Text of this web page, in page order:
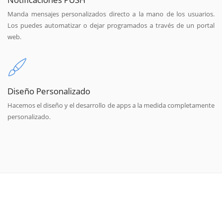
Manda mensajes personalizados directo a la mano de los usuarios.
Los puedes automatizar o dejar programados a través de un portal
web.
Diseño Personalizado
Hacemos el diseño y el desarrollo de apps a la medida completamente
personalizado.